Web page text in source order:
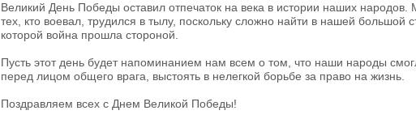
Великий День Победы оставил отпечаток на века в истории наших народов.
тех, кто воевал, трудился в тылу, поскольку сложно найти в нашей
которой война прошла стороной.
Пусть этот день будет напоминанием нам всем о том, что наши народы
перед лицом общего врага, выстоять в нелегкой борьбе за право на жизнь.
Поздравляем всех с Днем Великой Победы!